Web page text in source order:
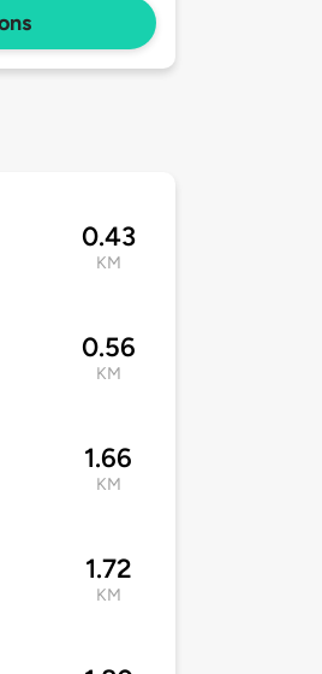
0.43
KM
0.56
KM
1.66
KM
1.72
KM